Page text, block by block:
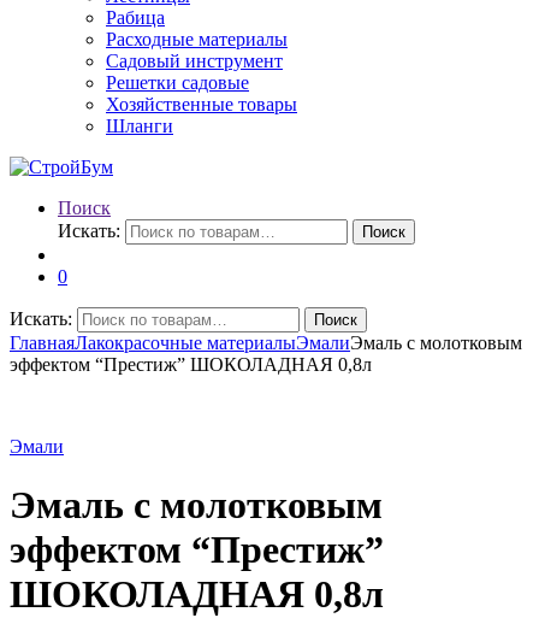
Рабица
Расходные материалы
Садовый инструмент
Решетки садовые
Хозяйственные товары
Шланги
Поиск
Искать:
Поиск
0
Искать: Поиск
ГлавнаяЛакокрасочные материалыЭмалиЭмаль с молотковым
эффектом “Престиж” ШОКОЛАДНАЯ 0,8л
Эмали
Эмаль с молотковым
эффектом “Престиж”
ШОКОЛАДНАЯ 0,8л